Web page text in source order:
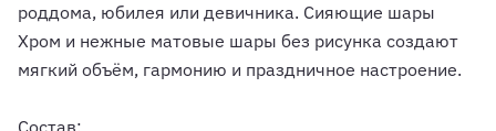
роддома, юбилея или девичника. Сияющие шары
Хром и нежные матовые шары без рисунка создают
мягкий объём, гармонию и праздничное настроение.